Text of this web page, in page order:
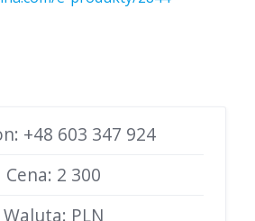
+48 603 347 924
Cena: 2 300
Waluta: PLN